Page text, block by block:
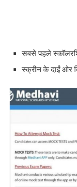
सबसे पहले
स्क्रीन के दाईं ओर